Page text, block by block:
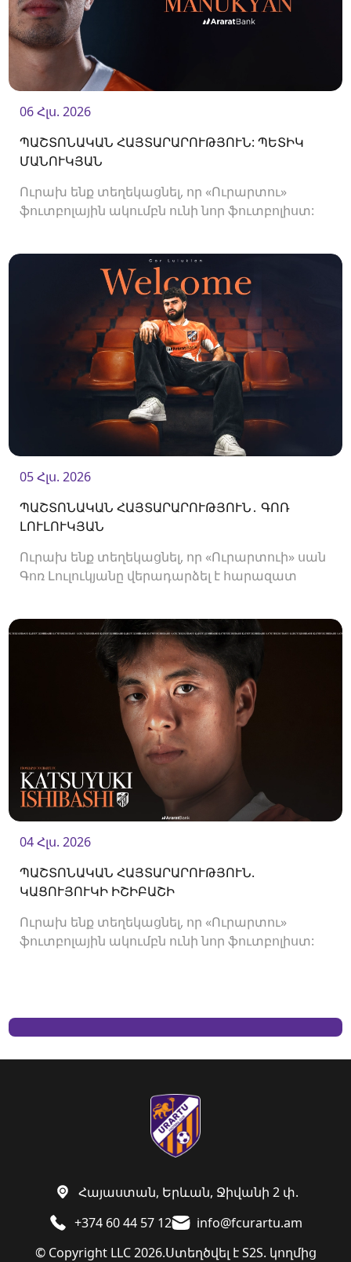
06 Հլս. 2026
ՊԱՇՏՈՆԱԿԱՆ ՀԱՅՏԱՐԱՐՈՒԹՅՈՒՆ: ՊԵՏԻԿ
ՄԱՆՈՒԿՅԱՆ
Ուրախ ենք տեղեկացնել, որ «Ուրարտու»
ֆուտբոլային ակումբն ունի նոր ֆուտբոլիստ:
05 Հլս. 2026
ՊԱՇՏՈՆԱԿԱՆ ՀԱՅՏԱՐԱՐՈՒԹՅՈՒՆ․ ԳՈՌ
ԼՈՒԼՈՒԿՅԱՆ
Ուրախ ենք տեղեկացնել, որ «Ուրարտուի» սան
Գոռ Լուլուկյանը վերադարձել է հարազատ
04 Հլս. 2026
ՊԱՇՏՈՆԱԿԱՆ ՀԱՅՏԱՐԱՐՈՒԹՅՈՒՆ.
ԿԱՑՈՒՅՈՒԿԻ ԻՇԻԲԱՇԻ
Ուրախ ենք տեղեկացնել, որ «Ուրարտու»
ֆուտբոլային ակումբն ունի նոր ֆուտբոլիստ:
© Copyright LLC 2026.Ստեղծվել էS2S. կողմից
+374 60 44 57 12 info@fcurartu.am
Հայաստան, Երևան, Ջիվանի 2 փ.